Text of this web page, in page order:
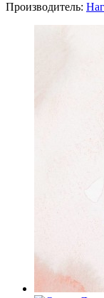
Производитель: